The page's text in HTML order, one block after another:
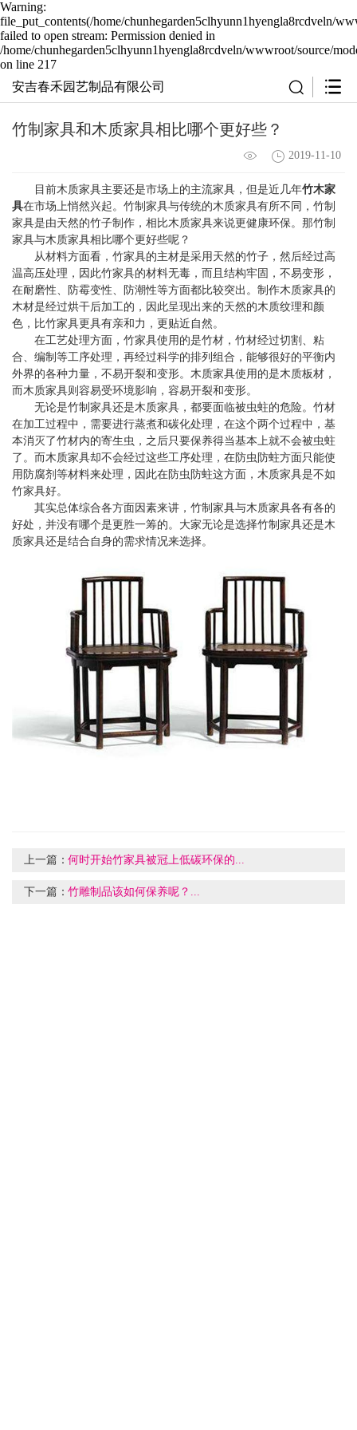
Warning:
file_put_contents(/home/chunhegarden5clhyunn1hyengla8rcdveln/
failed to open stream: Permission denied in
/home/chunhegarden5clhyunn1hyengla8rcdveln/wwwroot/source/
on line 217
安吉春禾园艺制品有限公司
竹制家具和木质家具相比哪个更好些？
2019-11-10
目前木质家具主要还是市场上的主流家具，但是近几年竹木家
具在市场上悄然兴起。竹制家具与传统的木质家具有所不同，竹制
家具是由天然的竹子制作，相比木质家具来说更健康环保。那竹制
家具与木质家具相比哪个更好些呢？
从材料方面看，竹家具的主材是采用天然的竹子，然后经过高
温高压处理，因此竹家具的材料无毒，而且结构牢固，不易变形，
在耐磨性、防霉变性、防潮性等方面都比较突出。制作木质家具的
木材是经过烘干后加工的，因此呈现出来的天然的木质纹理和颜
色，比竹家具更具有亲和力，更贴近自然。
在工艺处理方面，竹家具使用的是竹材，竹材经过切割、粘
合、编制等工序处理，再经过科学的排列组合，能够很好的平衡内
外界的各种力量，不易开裂和变形。木质家具使用的是木质板材，
而木质家具则容易受环境影响，容易开裂和变形。
无论是竹制家具还是木质家具，都要面临被虫蛀的危险。竹材
在加工过程中，需要进行蒸煮和碳化处理，在这个两个过程中，基
本消灭了竹材内的寄生虫，之后只要保养得当基本上就不会被虫蛀
了。而木质家具却不会经过这些工序处理，在防虫防蛀方面只能使
用防腐剂等材料来处理，因此在防虫防蛀这方面，木质家具是不如
竹家具好。
其实总体综合各方面因素来讲，竹制家具与木质家具各有各的
好处，并没有哪个是更胜一筹的。大家无论是选择竹制家具还是木
质家具还是结合自身的需求情况来选择。
上一篇：何时开始竹家具被冠上低碳环保的...
下一篇：竹雕制品该如何保养呢？...